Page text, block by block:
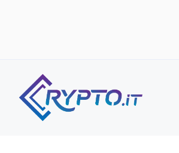
contenuto